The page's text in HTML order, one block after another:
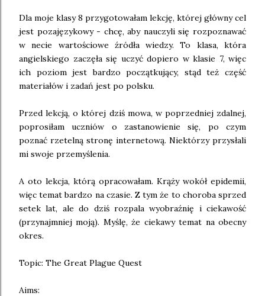
Dla moje klasy 8 przygotowałam lekcję, której główny cel
jest pozajęzykowy - chcę, aby nauczyli się rozpoznawać
w necie wartościowe źródła wiedzy. To klasa, która
angielskiego zaczęła się uczyć dopiero w klasie 7, więc
ich poziom jest bardzo początkujący, stąd też część
materiałów i zadań jest po polsku.
Przed lekcją, o której dziś mowa, w poprzedniej zdalnej,
poprosiłam uczniów o zastanowienie się, po czym
poznać rzetelną stronę internetową. Niektórzy przysłali
mi swoje przemyślenia.
A oto lekcja, którą opracowałam. Krąży wokół epidemii,
więc temat bardzo na czasie. Z tym że to choroba sprzed
setek lat, ale do dziś rozpala wyobraźnię i ciekawość
(przynajmniej moją). Myślę, że ciekawy temat na obecny
okres.
Topic: The Great Plague Quest
Aims: